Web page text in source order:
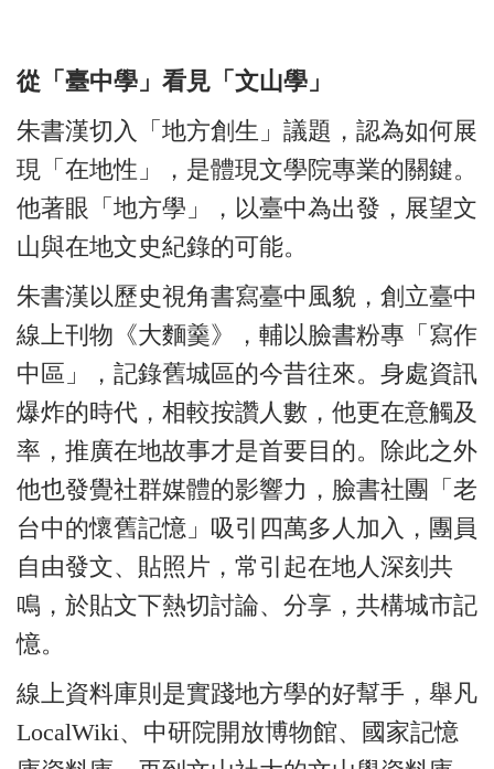
從「臺中學」看見「文山學」
朱書漢切入「地方創生」議題，認為如何展
現「在地性」，是體現文學院專業的關鍵。
他著眼「地方學」，以臺中為出發，展望文
山與在地文史紀錄的可能。
朱書漢以歷史視角書寫臺中風貌，創立臺中
線上刊物《大麵羹》，輔以臉書粉專「寫作
中區」，記錄舊城區的今昔往來。身處資訊
爆炸的時代，相較按讚人數，他更在意觸及
率，推廣在地故事才是首要目的。除此之外
他也發覺社群媒體的影響力，臉書社團「老
台中的懷舊記憶」吸引四萬多人加入，團員
自由發文、貼照片，常引起在地人深刻共
鳴，於貼文下熱切討論、分享，共構城市記
憶。
線上資料庫則是實踐地方學的好幫手，舉凡
LocalWiki、中研院開放博物館、國家記憶